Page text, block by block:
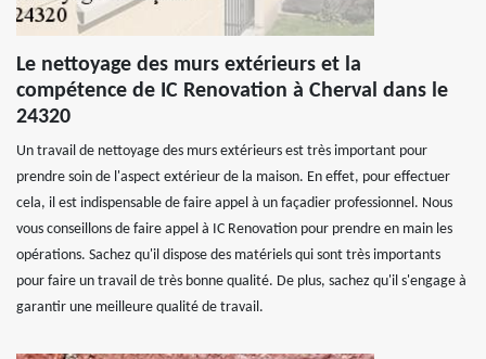
Le nettoyage des murs extérieurs et la
compétence de IC Renovation à Cherval dans le
24320
Un travail de nettoyage des murs extérieurs est très important pour
prendre soin de l'aspect extérieur de la maison. En effet, pour effectuer
cela, il est indispensable de faire appel à un façadier professionnel. Nous
vous conseillons de faire appel à IC Renovation pour prendre en main les
opérations. Sachez qu'il dispose des matériels qui sont très importants
pour faire un travail de très bonne qualité. De plus, sachez qu'il s'engage à
garantir une meilleure qualité de travail.